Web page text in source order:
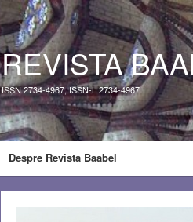
REVISTA
ISSN 2734-4967, ISSN-L 2734-4967
Despre Revista Baabel